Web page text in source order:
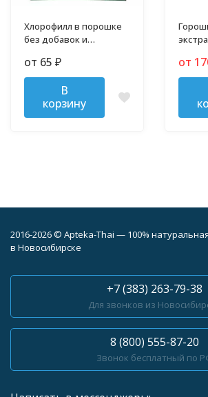
Хлорофилл в порошке
без добавок и
от 65 ₽
В
корзину
от
2016-2026 © Apteka-Thai — 100%
в Новосибирске
+7 (383) 263-79-38
Для звонков из
8 (800) 555-87-20
Звонок бесплатный по